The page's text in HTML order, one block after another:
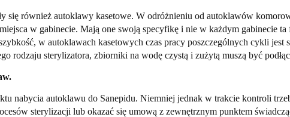
się również autoklawy kasetowe. W odróżnieniu od autoklawów
w gabinecie. Mają one swoją specyfikę i nie w każdym gabinecie
w autoklawach kasetowych czas pracy poszczególnych cykli jest
rodzaju sterylizatora, zbiorniki na wodę czystą i zużytą muszą być
nabycia autoklawu do Sanepidu. Niemniej jednak w trakcie kontroli
sterylizacji lub okazać się umową z zewnętrznym punktem